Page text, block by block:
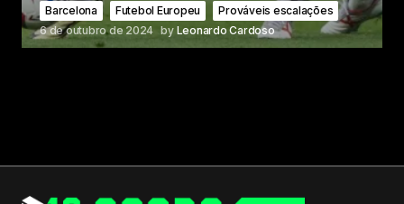
Barcelona Futebol Europeu
Prováveis escalações
6 de outubro de 2024 by Leonardo Cardoso